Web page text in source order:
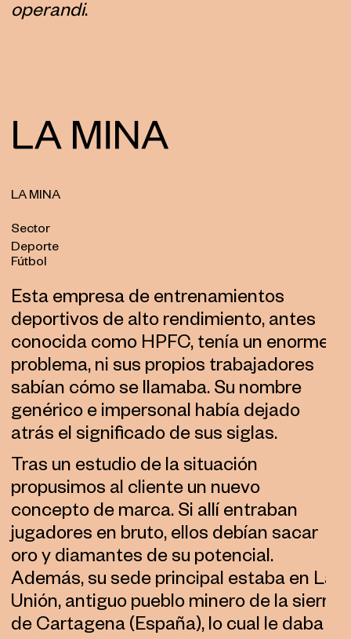
operandi.
Esta empresa de entrenamientos
deportivos de alto rendimiento, antes
conocida como HPFC, tenía un enorme
problema, ni sus propios trabajadores
sabían cómo se llamaba. Su nombre
genérico e impersonal había dejado
atrás el significado de sus siglas.
Tras un estudio de la situación
propusimos al cliente un nuevo
concepto de marca. Si allí entraban
jugadores en bruto, ellos debían sacar
oro y diamantes de su potencial.
Además, su sede principal estaba en La
Unión, antiguo pueblo minero de la sierra
de Cartagena (España), lo cual le daba
LA MINA
Sector
Deporte
Fútbol